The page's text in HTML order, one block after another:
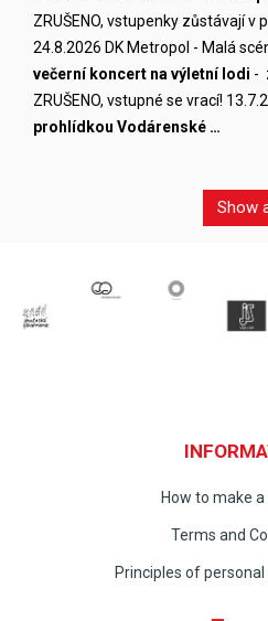
ZRUŠENO, vstupenky zůstávají v
24.8.2026 DK Metropol - Malá
večerní koncert na výletní lodi -
ZRUŠENO, vstupné se vrací!
prohlídkou Vodárenské …
Show
How to make
Terms and
Principles of